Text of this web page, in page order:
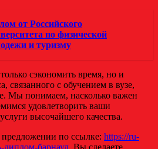
от Российского
по физической
и туризму
сэкономить время, но и
связанного с обучением в вузе,
Мы понимаем, насколько важен
удовлетворить ваши
высочайшего качества.
по ссылке: https://ru-
диплом-барнаул . Вы сделаете